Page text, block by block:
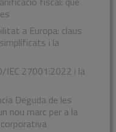
a Europa: claus
i la
IEC 27001:2022 i la
Deguda de les
nou marc per a la